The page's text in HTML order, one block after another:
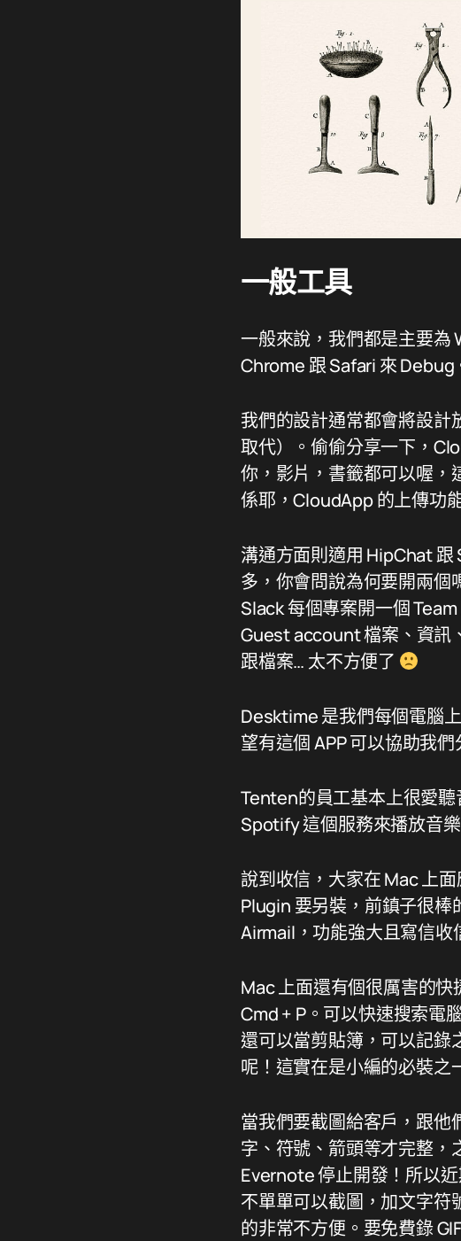
一般工具
一般來說，我們都是主要為
Chrome 跟 Safari 來 Debug
我們的設計通常都會將設計
取代）。偷偷分享一下，
你，影片，書籤都可以喔
係耶，CloudApp 的上傳功
溝通方面則適用 HipChat
多，你會問說為何要開兩個
Slack 每個專案開一個
Guest account 檔案、資訊
跟檔案… 太不方便了
Desktime 是我們每個電腦
望有這個 APP 可以協助我
Tenten的員工基本上很愛
Spotify 這個服務來播放音樂
說到收信，大家在 Mac 上
Plugin 要另裝，前鎮子很棒
Airmail，功能強大且寫信收
Mac 上面還有個很厲害的
Cmd + P。可以快速搜索電
還可以當剪貼簿，可以記
呢！這實在是小編的必裝之
當我們要截圖給客戶，跟他
字、符號、箭頭等才完整
Evernote 停止開發！所以
不單單可以截圖，加文字符
的非常不方便。要免費錄